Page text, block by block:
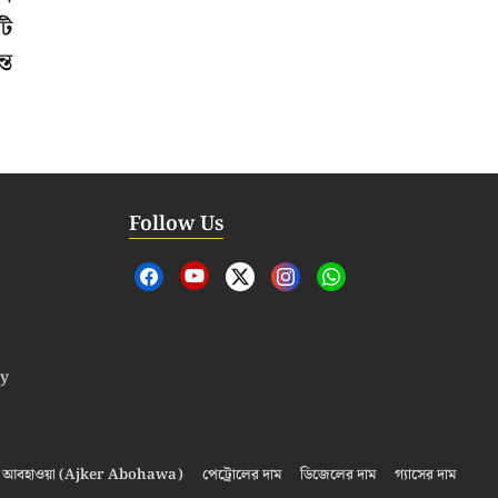
Follow Us
আবহাওয়া (Ajker Abohawa) পেট্রোলের দাম ডিজেলের দাম
গ্যাসের দাম